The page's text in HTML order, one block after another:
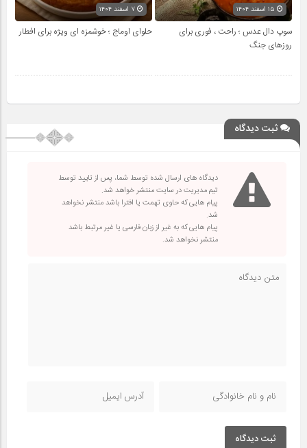
سوپ دال عدس ؛ راحت ، فوری برای
روزهای جنگ
حلوای اوماج ؛ خوشمزه ای ویژه برای افطار
ثبت دیدگاه
دیدگاه های ارسال شده توسط شما، پس از تایید توسط
تیم مدیریت در سایت منتشر خواهد شد.
پیام هایی که حاوی تهمت یا افترا باشد منتشر نخواهد
شد.
پیام هایی که به غیر از زبان فارسی یا غیر مرتبط باشد
منتشر نخواهد شد.
ثبت دیدگاه